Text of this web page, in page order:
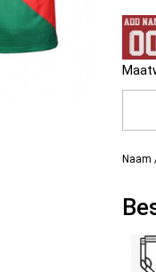
Naam